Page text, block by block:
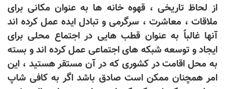
از لحاظ تاریخی ، قهوه خانه ها به عنوان مکانی برای
ملاقات ، معاشرت ، سرگرمی و تبادل ایده عمل کرده اند
آنها غالباً به عنوان قطب هایی در اجتماع محلی برای
ایجاد و توسعه شبکه های اجتماعی عمل کرده اند و بسته
به محل اقامت در کشوری که در آن مستقر هستید ، این
امر همچنان ممکن است صادق باشد اگر به کافی شاپ